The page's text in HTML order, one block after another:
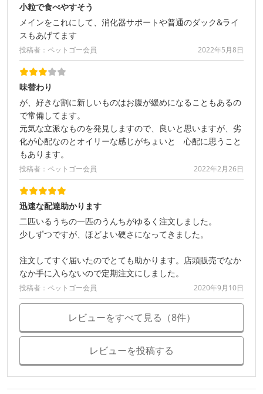
小粒で食べやすそう
メインをこれにして、消化器サポートや普通のダック&ライ
スもあげてます
投稿者：ペットゴー会員 2022年5月8日
味替わり
が、好きな割に新しいものはお腹が緩めになることもあるの
で常備してます。
元気な立派なものを発見しますので、良いと思いますが、劣
化が心配なのとオイリーな感じがちょいと 心配に思うこと
もあります。
投稿者：ペットゴー会員 2022年2月26日
迅速な配達助かります
二匹いるうちの一匹のうんちがゆるく注文しました。
少しずつですが、ほどよい硬さになってきました。
注文してすぐ届いたのでとても助かります。店頭販売でなか
なか手に入らないので定期注文にしました。
投稿者：ペットゴー会員 2020年9月10日
レビューをすべて見る（8件）
レビューを投稿する